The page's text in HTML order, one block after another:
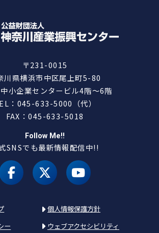
〒231-0015
川県横浜市中区尾上町5-80
小企業センタービル4階～6階
：045-633-5000（代）
FAX：045-633-5018
Follow Me!!
SNSでも最新情報配信中!!
facebookX（旧 twitter）
youtube
個人情報保護方針
ー
ウェブアクセシビリティ